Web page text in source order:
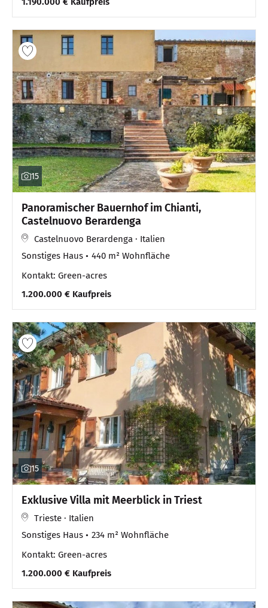
15
Panoramischer Bauernhof im Chianti,
Castelnuovo Berardenga
Castelnuovo Berardenga · Italien
Sonstiges Haus
440 m² Wohnfläche
Kontakt: Green-acres
1.200.000 € Kaufpreis
15
Exklusive Villa mit Meerblick in Triest
Trieste · Italien
Sonstiges Haus
234 m² Wohnfläche
Kontakt: Green-acres
1.200.000 € Kaufpreis